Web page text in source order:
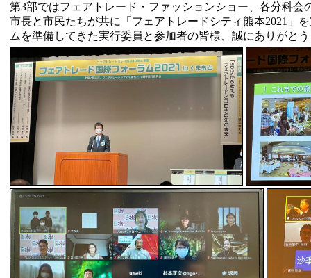
第3部ではフェアトレード・ファッションショー、各分科会
市長と市民たちが共に「フェアトレードシティ熊本2021」
ムを準備してきた実行委員と参加者の皆様、誠にありがと